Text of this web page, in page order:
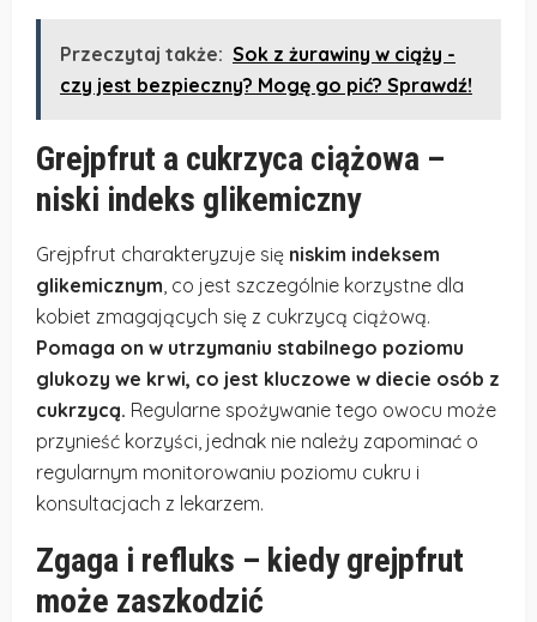
Przeczytaj także: Sok z żurawiny w ciąży -
czy jest bezpieczny? Mogę go pić? Sprawdź!
Grejpfrut a cukrzyca ciążowa –
niski indeks glikemiczny
Grejpfrut charakteryzuje się niskim indeksem
glikemicznym , co jest szczególnie korzystne dla
kobiet zmagających się z cukrzycą ciążową.
Pomaga on w utrzymaniu stabilnego poziomu
glukozy we krwi, co jest kluczowe w diecie osób z
cukrzycą. Regularne spożywanie tego owocu może
przynieść korzyści, jednak nie należy zapominać o
regularnym monitorowaniu poziomu cukru i
konsultacjach z lekarzem.
Zgaga i refluks – kiedy grejpfrut
może zaszkodzić